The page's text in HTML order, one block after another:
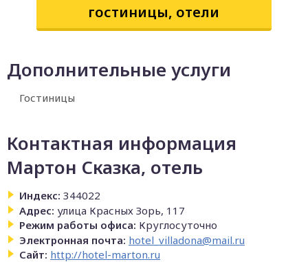
гостиницы, отели
Дополнительные услуги
Гостиницы
Контактная информация
Мартон Сказка, отель
Индекс: 344022
Адрес: улица Красных Зорь, 117
Режим работы офиса: Круглосуточно
Электронная почта: hotel_villadona@mail.ru
Сайт: http://hotel-marton.ru